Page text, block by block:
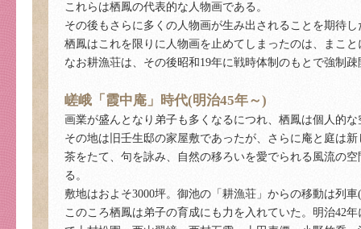
これらは栖鳳の代表的な人物画である。
その後もさらに多くの人物画が生み出されることを期待
栖鳳はこれを限りに人物画を止めてしまったのは、まこ
なお耕漁荘は、その後昭和19年に戦時体制のもとで強制
嵯峨「霞中庵」時代(明治45年～)
画業が盛んとなり弟子も多くなるにつれ、栖鳳は個人的
その地は旧壬生邸の家屋敷であったが、さらに庵と庭は
茶をたて、句を詠み、自然の移ろいを愛でられる風流の
る。
敷地はおよそ3000坪。御池の「耕漁荘」からの移動は列
このころ栖鳳は弟子の育成にも力を入れていた。明治42